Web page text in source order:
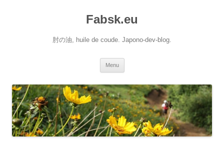
Fabsk.eu
肘の油, huile de coude. Japono-dev-blog.
Menu